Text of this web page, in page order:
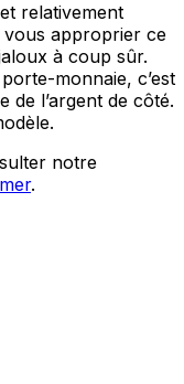
relativement
vous approprier ce
à coup sûr.
monnaie, c’est
de l’argent de côté.
notre
.